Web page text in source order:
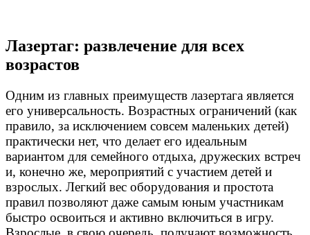
Лазертаг: развлечение для всех
возрастов
Одним из главных преимуществ лазертага является
его универсальность. Возрастных ограничений (как
правило, за исключением совсем маленьких детей)
практически нет, что делает его идеальным
вариантом для семейного отдыха, дружеских встреч
и, конечно же, мероприятий с участием детей и
взрослых. Легкий вес оборудования и простота
правил позволяют даже самым юным участникам
быстро освоиться и активно включиться в игру.